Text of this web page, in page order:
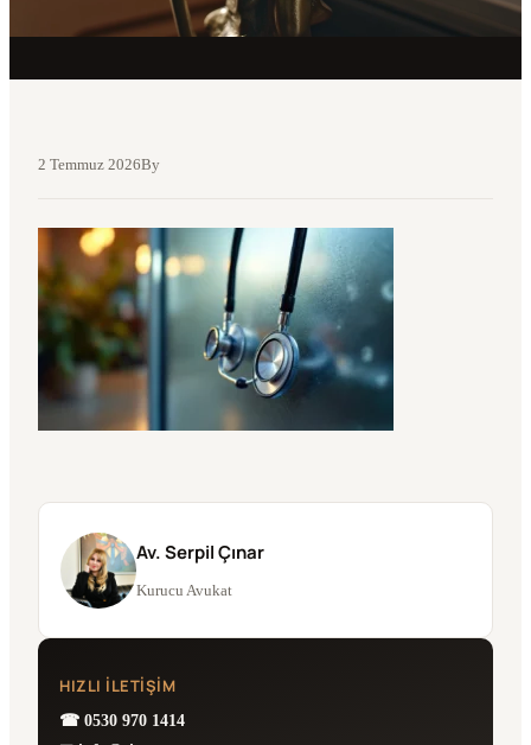
2 Temmuz 2026By
Av. Serpil Çınar
Kurucu Avukat
HIZLI İLETIŞIM
☎ 0530 970 1414